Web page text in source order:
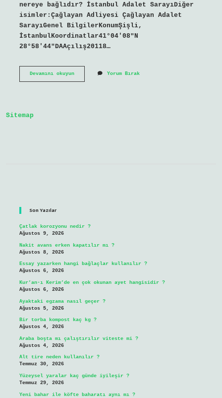
nereye bağlıdır? İstanbul Adalet SarayıDiğer
isimler:Çağlayan Adliyesi Çağlayan Adalet
SarayıGenel BilgilerKonumŞişli,
İstanbulKoordinatlar41°04′08″N
28°58′44″DAAçılış20118…
Devamını okuyunİStanbul
Yorum Bırak
Sitemap
Son Yazılar
Çatlak korozyonu nedir ?
Ağustos 9, 2026
Nakit avans erken kapatılır mı ?
Ağustos 8, 2026
Essay yazarken hangi bağlaçlar kullanılır ?
Ağustos 6, 2026
Kur’an-ı Kerim’de en çok okunan ayet hangisidir ?
Ağustos 6, 2026
Ayaktaki egzama nasıl geçer ?
Ağustos 5, 2026
Bir torba kompost kaç kg ?
Ağustos 4, 2026
Araba boşta mı çalıştırılır viteste mi ?
Ağustos 4, 2026
Alt tire neden kullanılır ?
Temmuz 30, 2026
Yüzeysel yaralar kaç günde iyileşir ?
Temmuz 29, 2026
Yeni bahar ile köfte baharatı aynı mı ?